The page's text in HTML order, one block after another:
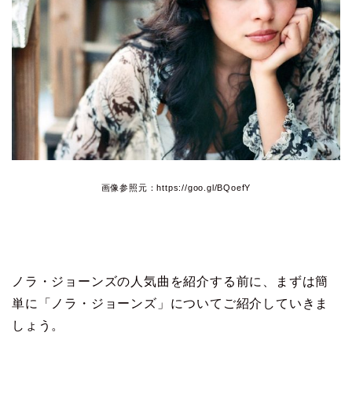
画像参照元：https://goo.gl/BQoefY
ノラ・ジョーンズの人気曲を紹介する前に、まずは簡
単に「ノラ・ジョーンズ」についてご紹介していきま
しょう。